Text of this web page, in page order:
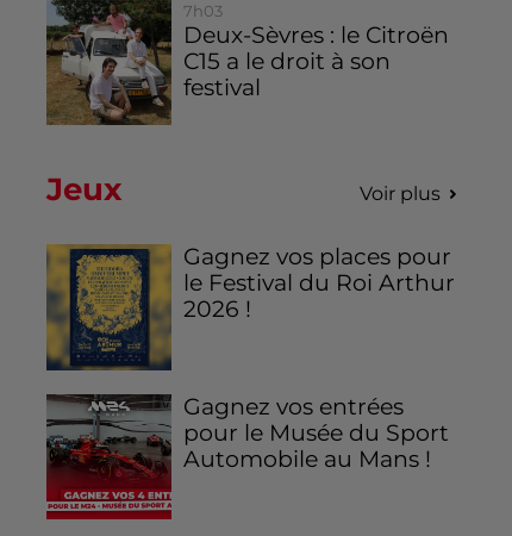
7h03
Deux-Sèvres : le Citroën
C15 a le droit à son
festival
Jeux Voir plus
Gagnez vos places pour
le Festival du Roi Arthur
2026 !
Gagnez vos entrées
pour le Musée du Sport
Automobile au Mans !